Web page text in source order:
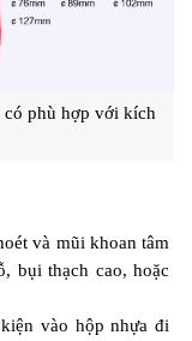
có phù hợp với kích
và mũi khoan tâm
bụi thạch cao, hoặc
vào hộp nhựa đi